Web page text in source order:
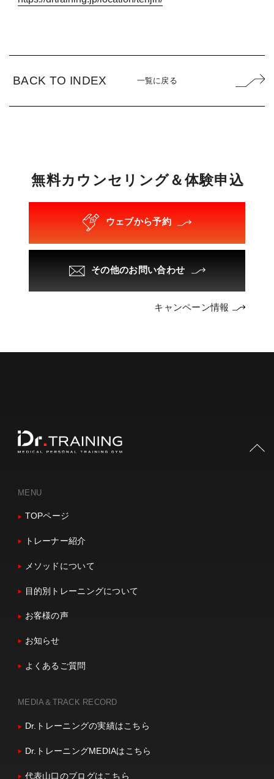
BACK TO INDEX 一覧に戻る
無料カ ウ ンセ リ ング＆体験申込
ウェブから予約
その他のお問い合わせ
キャンペーン情報
MENU
TOPページ
トレーナー紹介
メソッドについて
目的別トレーニングについて
お客様の声
お知らせ
よくあるご質問
MEDIA＆TRACK RECORD
Dr.トレーニングの実績はこちら
Dr.トレーニングMEDIAはこちら
代表山口のブログはこちら